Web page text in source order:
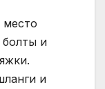
болты и
и